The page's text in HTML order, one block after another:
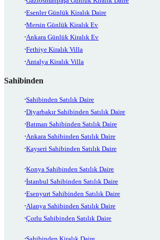
Esenler Günlük Kiralık Daire
Mersin Günlük Kiralık Ev
Ankara Günlük Kiralık Ev
Fethiye Kiralık Villa
Antalya Kiralık Villa
Sahibinden
Sahibinden Satılık Daire
Diyarbakır Sahibinden Satılık Daire
Batman Sahibinden Satılık Daire
Ankara Sahibinden Satılık Daire
Kayseri Sahibinden Satılık Daire
Konya Sahibinden Satılık Daire
İstanbul Sahibinden Satılık Daire
Esenyurt Sahibinden Satılık Daire
Alanya Sahibinden Satılık Daire
Çorlu Sahibinden Satılık Daire